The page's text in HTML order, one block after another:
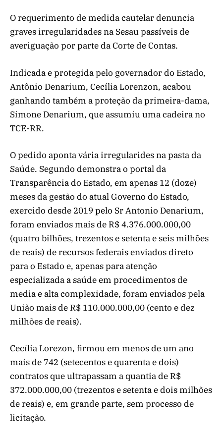
O requerimento de medida cautelar denuncia
graves irregularidades na Sesau passíveis de
averiguação por parte da Corte de Contas.
Indicada e protegida pelo governador do Estado,
Antônio Denarium, Cecília Lorenzon, acabou
ganhando também a proteção da primeira-dama,
Simone Denarium, que assumiu uma cadeira no
TCE-RR.
O pedido aponta vária irregularides na pasta da
Saúde. Segundo demonstra o portal da
Transparência do Estado, em apenas 12 (doze)
meses da gestão do atual Governo do Estado,
exercido desde 2019 pelo Sr Antonio Denarium,
foram enviados mais de R$ 4.376.000.000,00
(quatro bilhões, trezentos e setenta e seis milhões
de reais) de recursos federais enviados direto
para o Estado e, apenas para atenção
especializada a saúde em procedimentos de
media e alta complexidade, foram enviados pela
União mais de R$ 110.000.000,00 (cento e dez
milhões de reais).
Cecília Lorezon, firmou em menos de um ano
mais de 742 (setecentos e quarenta e dois)
contratos que ultrapassam a quantia de R$
372.000.000,00 (trezentos e setenta e dois milhões
de reais) e, em grande parte, sem processo de
licitação.